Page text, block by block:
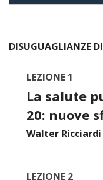
DISUGUAGLIANZE
LEZIONE 1
La salute
20: nuove
Walter Ricciardi
LEZIONE 2